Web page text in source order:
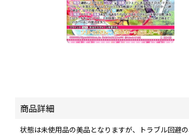
商品詳細
状態は未使用品の美品となりますが、トラブル回避